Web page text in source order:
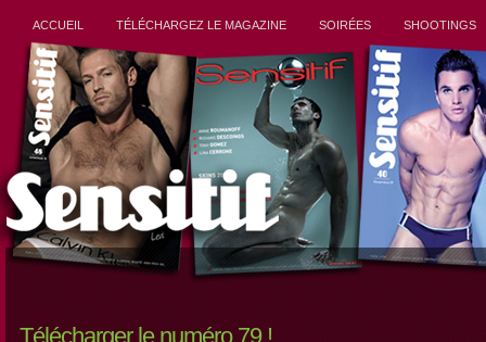
ACCUEIL TÉLÉCHARGEZ LE MAGAZINE SOIRÉES SHOOTINGS
Télécharger le numéro 79 !